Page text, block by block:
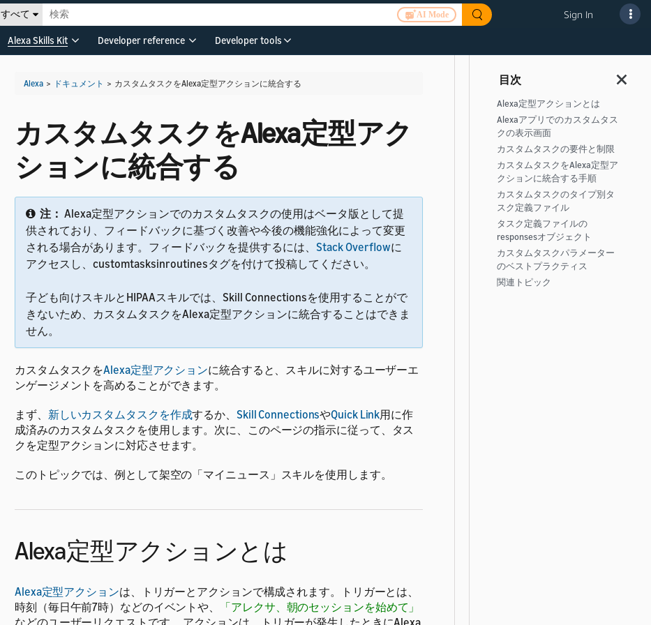
すべて AI Mode Sign In
Alexa Skills Kit Developer reference Developer tools
Alexa > ドキュメント > カスタムタスクをAlexa定型アクションに統合する
カスタムタスクをAlexa定型アク
ションに統合する
注： Alexa定型アクションでのカスタムタスクの使用はベータ版として提
供されており、フィードバックに基づく改善や今後の機能強化によって変更
される場合があります。 フィードバックを提供するには、 Stack Overflowに
アクセスし、customtasksinroutinesタグを付けて投稿してください。
子ども向けスキルとHIPAAスキルでは、Skill Connectionsを使用することがで
きないため、カスタムタスクをAlexa定型アクションに統合することはできま
せん。
カスタムタスクをAlexa定型アクションに統合すると、スキルに対するユーザーエ
ンゲージメントを高めることができます。
まず、 新しいカスタムタスクを作成するか、 Skill ConnectionsやQuick Link用に作
成済みのカスタムタスクを使用します。次に、このページの指示に従って、タス
クを定型アクションに対応させます。
このトピックでは、例として架空の「マイニュース」スキルを使用します。
Alexa定型アクションとは
Alexa定型アクションは、トリガーとアクションで構成されます。トリガーとは、
時刻（毎日午前7時）などのイベントや、
「アレクサ、朝のセッションを始めて」
などのユーザーリクエストです。
アクションは、トリガーが発生したときにAlexa
Alexa定型アクションとは
Alexaアプリでのカスタムタス
クの表示画面
カスタムタスクの要件と制限
カスタムタスクをAlexa定型ア
クションに統合する手順
カスタムタスクのタイプ別タ
スク定義ファイル
タスク定義ファイルの
responsesオブジェクト
カスタムタスクパラメーター
のベストプラクティス
関連トピック